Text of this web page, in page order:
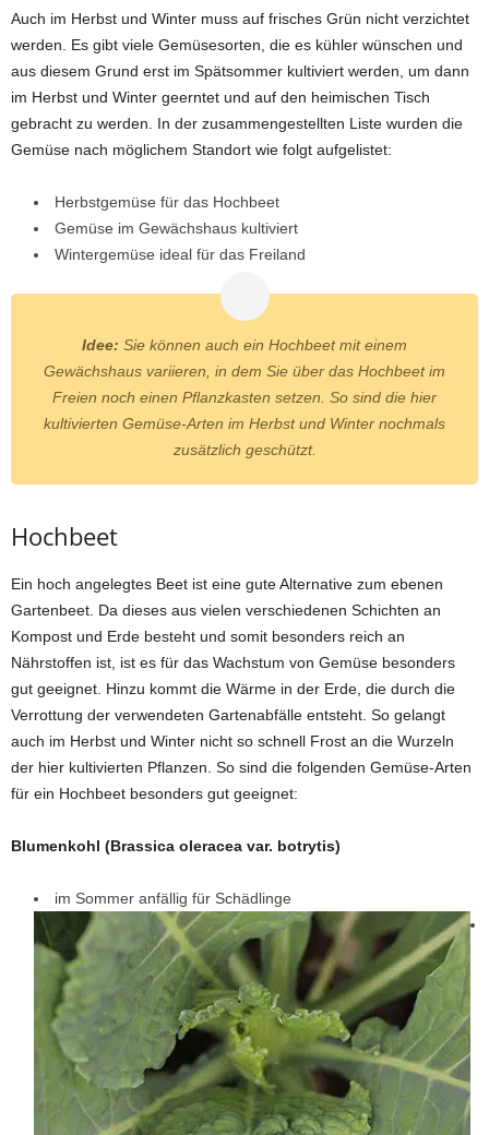
Auch im Herbst und Winter muss auf frisches Grün nicht verzichtet
werden. Es gibt viele Gemüsesorten, die es kühler wünschen und
aus diesem Grund erst im Spätsommer kultiviert werden, um dann
im Herbst und Winter geerntet und auf den heimischen Tisch
gebracht zu werden. In der zusammengestellten Liste wurden die
Gemüse nach möglichem Standort wie folgt aufgelistet:
Herbstgemüse für das Hochbeet
Gemüse im Gewächshaus kultiviert
Wintergemüse ideal für das Freiland
Idee: Sie können auch ein Hochbeet mit einem
Gewächshaus variieren, in dem Sie über das Hochbeet im
Freien noch einen Pflanzkasten setzen. So sind die hier
kultivierten Gemüse-Arten im Herbst und Winter nochmals
zusätzlich geschützt.
Hochbeet
Ein hoch angelegtes Beet ist eine gute Alternative zum ebenen
Gartenbeet. Da dieses aus vielen verschiedenen Schichten an
Kompost und Erde besteht und somit besonders reich an
Nährstoffen ist, ist es für das Wachstum von Gemüse besonders
gut geeignet. Hinzu kommt die Wärme in der Erde, die durch die
Verrottung der verwendeten Gartenabfälle entsteht. So gelangt
auch im Herbst und Winter nicht so schnell Frost an die Wurzeln
der hier kultivierten Pflanzen. So sind die folgenden Gemüse-Arten
für ein Hochbeet besonders gut geeignet:
Blumenkohl (Brassica oleracea var. botrytis)
im Sommer anfällig für Schädlinge